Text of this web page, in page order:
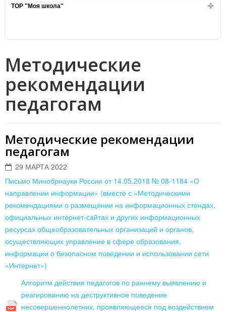
ТОР "Моя школа"
Методические
рекомендации
педагогам
Методические рекомендации
педагогам
29 МАРТА 2022
Письмо Минобрнауки России от 14.05.2018 № 08-1184 «О
направлении информации» (вместе с «Методическими
рекомендациями о размещении на информационных стендах,
официальных интернет-сайтах и других информационных
ресурсах общеобразовательных организаций и органов,
осуществляющих управление в сфере образования,
информации о безопасном поведении и использовании сети
«Интернет»)
Алгоритм действия педагогов по раннему выявлению и
реагированию на деструктивное поведение
несовершеннолетних, проявляющееся под воздействием